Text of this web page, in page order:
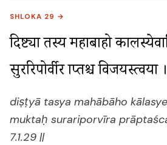
SHLOKA 29 →
दिष्ट्या तस्य महाबाहो
सुररिपोर्वीर प्राप्तश्च
diṣṭyā tasya mahābāho
muktaḥ surariporvīra
7.1.29 ||